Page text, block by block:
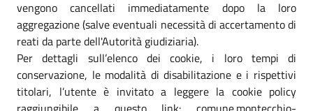
vengono cancellati immediatamente dopo la loro
aggregazione (salve eventuali necessità di accertamento di
reati da parte dell'Autorità giudiziaria).
Per dettagli sull’elenco dei cookie, i loro tempi di
conservazione, le modalità di disabilitazione e i rispettivi
titolari, l’utente è invitato a leggere la cookie policy